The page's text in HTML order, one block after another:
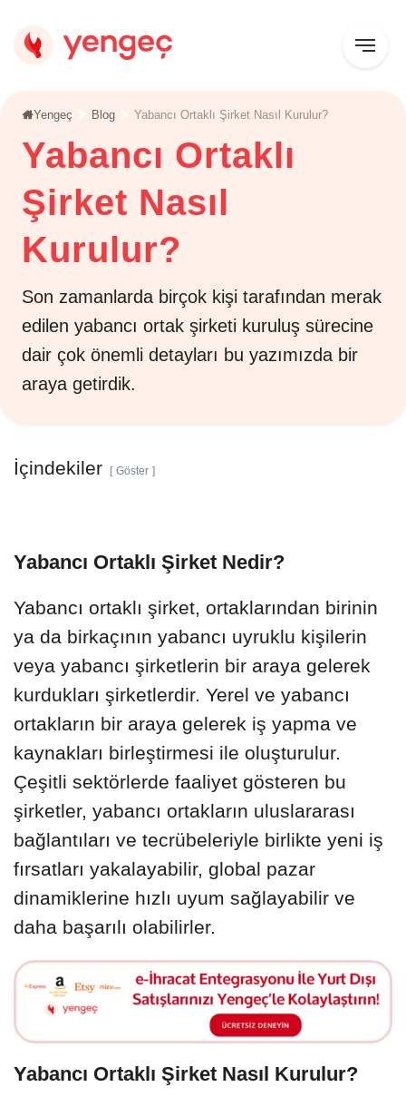
Yengeç Blog Yabancı Ortaklı Şirket Nasıl Kurulur?
Yabancı Ortaklı
Şirket Nasıl
Kurulur?
Son zamanlarda birçok kişi tarafından merak
edilen yabancı ortak şirketi kuruluş sürecine
dair çok önemli detayları bu yazımızda bir
araya getirdik.
Yabancı Ortaklı Şirket Nedir?
Yabancı ortaklı şirket, ortaklarından birinin
ya da birkaçının yabancı uyruklu kişilerin
veya yabancı şirketlerin bir araya gelerek
kurdukları şirketlerdir. Yerel ve yabancı
ortakların bir araya gelerek iş yapma ve
kaynakları birleştirmesi ile oluşturulur.
Çeşitli sektörlerde faaliyet gösteren bu
şirketler, yabancı ortakların uluslararası
bağlantıları ve tecrübeleriyle birlikte yeni iş
fırsatları yakalayabilir, global pazar
dinamiklerine hızlı uyum sağlayabilir ve
daha başarılı olabilirler.
Yabancı Ortaklı Şirket Nasıl Kurulur?
İçindekiler Göster